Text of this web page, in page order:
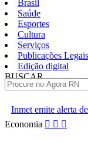
Brasil
Saúde
Esportes
Cultura
Serviços
Publicações Legais
Edição digital
BUSCAR
baixa umidade para
Pular
Economia